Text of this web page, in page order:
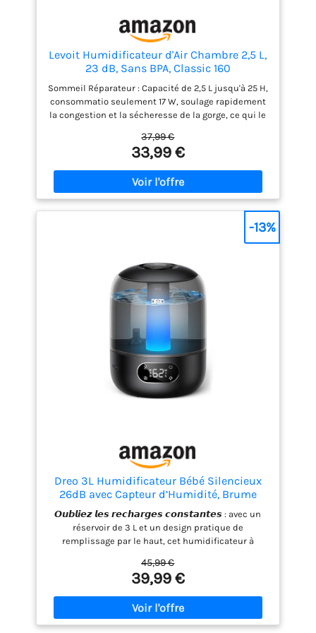
pièce un pays des merveilles pour le yoga, la pleine
conscience et la méditation.
Levoit Humidificateur d'Air Chambre 2,5 L,
23 dB, Sans BPA, Classic 160
Sommeil Réparateur : Capacité de 2,5 L jusqu'à 25 H,
consommatio seulement 17 W, soulage rapidement
la congestion et la sécheresse de la gorge, ce qui le
dB: Seulement 23 dB et lumière éteinte,
l'humidificateur à brume froide Classic 160 est idéal
pour une ambiance paisible dans les chambres et
les chambres de bébé Facile à nettoyer: Large
ouverture du réservoir facilite le nettoyage,
conception amovible et la base simple éliminent
les recoins difficiles d'accès, facilitant ainsi le
maintien d'une bonne hygiène Remplissage Facile
amélioré de LEVOIT, plus besoin de retourner le
réservoir ; uffit de retirer le couvercle et de remplir
le réservoir facilement Brume à 360° Pour Votre
Bien-être: Molette unique, personnalisez le débit de
360°, maîtrisez pleinement votre humidificateur
37,99 €
33,99 €
Dreo 3L Humidificateur Bébé Silencieux
26dB avec Capteur d’Humidité, Brume
Fraîche Ultrasonique, Buse 360°, 30H
Autonomie, Diffuseur d’Huiles
Essentielles, Lumière d’Ambiance, pour
Plantes, Noir
𝙊𝙪𝙗𝙡𝙞𝙚𝙯 𝙡𝙚𝙨 𝙧𝙚𝙘𝙝𝙖𝙧𝙜𝙚𝙨 𝙘𝙤𝙣𝙨𝙩𝙖𝙣𝙩𝙚𝙨 : avec un
réservoir de 3 L et un design pratique de
remplissage par le haut, cet humidificateur à
d’humidification en mode sommeil, assurant que
l’air sec ne soit plus un problème pour votre
famille, vos plantes et votre bébé. 𝙇𝙖𝙞𝙨𝙨𝙚𝙯 𝙡𝙖
𝙨é𝙘𝙝𝙚𝙧𝙚𝙨𝙨𝙚 𝙙𝙚𝙧𝙧𝙞è𝙧𝙚 𝙫𝙤𝙪𝙨 :cet humidificateur
pour grande pièce libère une brume fraîche à 250
45,99 €
39,99 €
-13%